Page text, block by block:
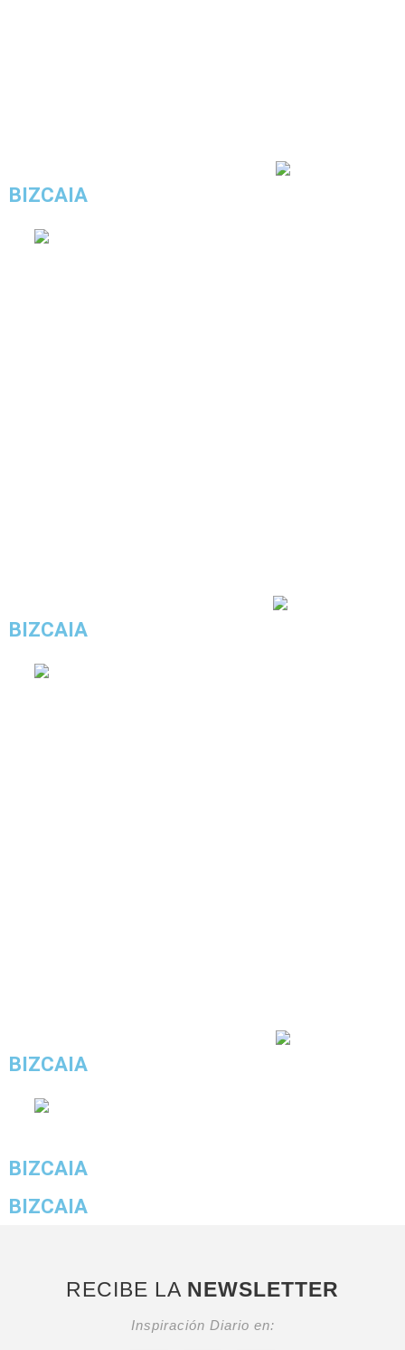
BIZCAIA
BIZCAIA
BIZCAIA
BIZCAIA
BIZCAIA
RECIBE LA NEWSLETTER
Inspiración Diario en: